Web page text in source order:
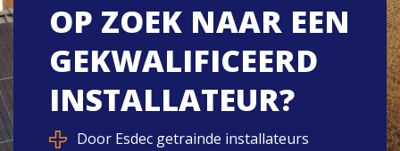
OP ZOEK NAAR EEN
GEKWALIFICEERD
INSTALLATEUR?
Door Esdec getrainde installateurs